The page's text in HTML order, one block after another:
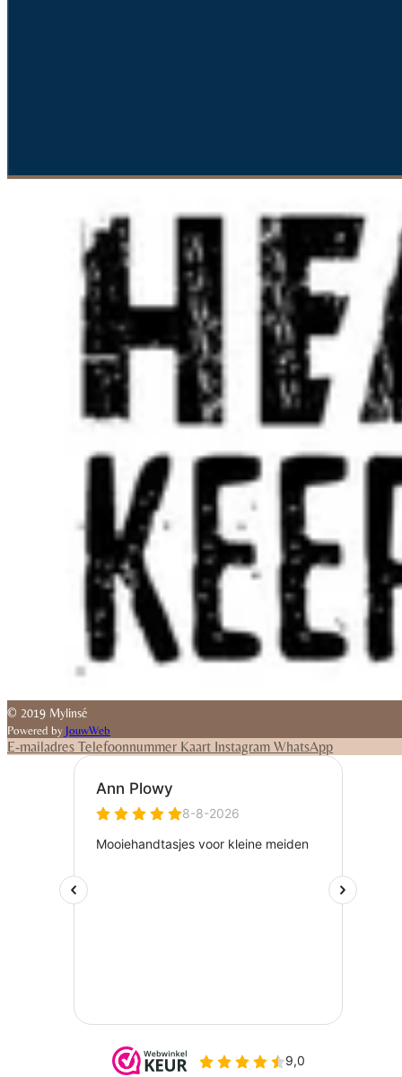
© 2019 Mylinsé
Powered by JouwWeb
E-mailadres Telefoonnummer Kaart Instagram WhatsApp